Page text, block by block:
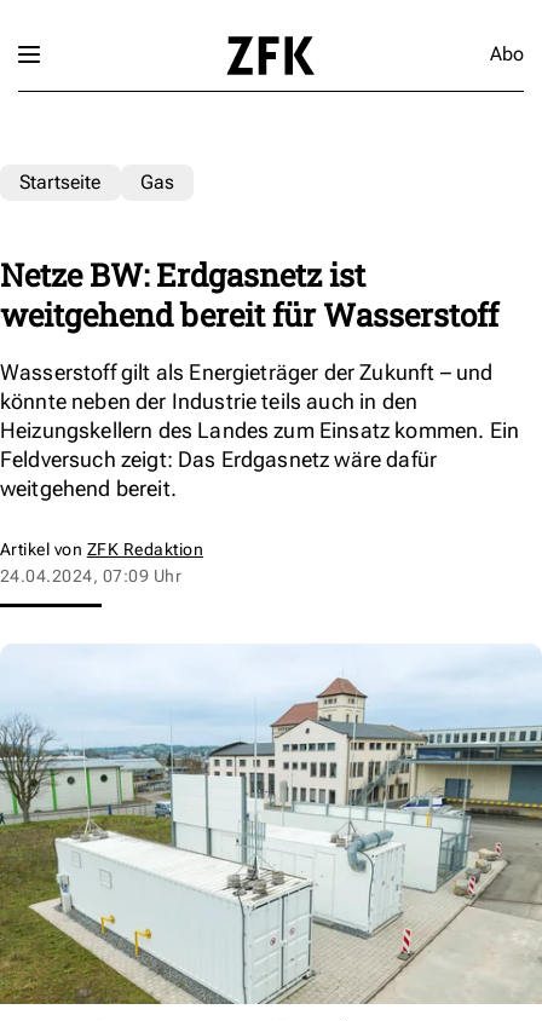
Abo
Startseite Gas
Netze BW: Erdgasnetz ist
weitgehend bereit für Wasserstoff
Wasserstoff gilt als Energieträger der Zukunft – und
könnte neben der Industrie teils auch in den
Heizungskellern des Landes zum Einsatz kommen. Ein
Feldversuch zeigt: Das Erdgasnetz wäre dafür
weitgehend bereit.
Artikel von ZFK Redaktion
24.04.2024, 07:09 Uhr